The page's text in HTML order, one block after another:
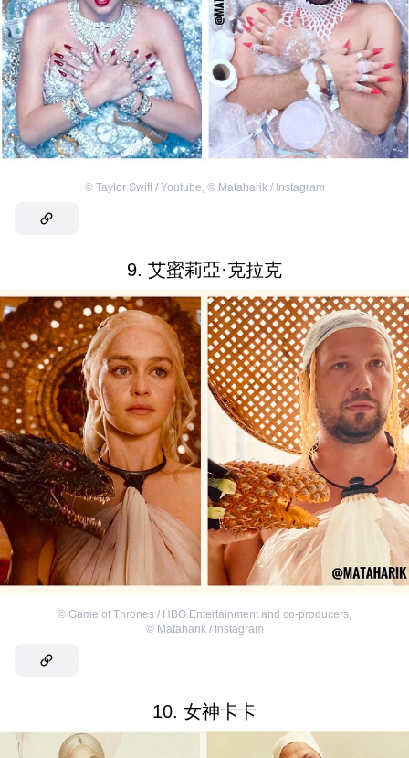
© Taylor Swift / Youtube © Mataharik / Instagram
9. 艾蜜莉亞·克拉克
© Game of Thrones / HBO Entertainment and co-producers,
© Mataharik / Instagram
10. 女神卡卡